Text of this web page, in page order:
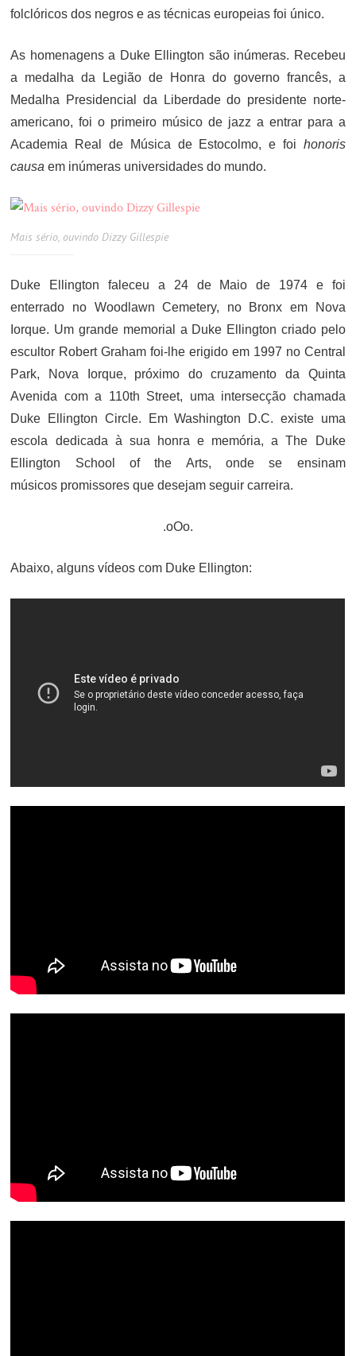
folclóricos dos negros e as técnicas europeias foi único.
As homenagens a Duke Ellington são inúmeras. Recebeu
a medalha da Legião de Honra do governo francês, a
Medalha Presidencial da Liberdade do presidente norte-
americano, foi o primeiro músico de jazz a entrar para a
Academia Real de Música de Estocolmo, e foi honoris
causa em inúmeras universidades do mundo.
Mais sério, ouvindo Dizzy Gillespie
Duke Ellington faleceu a 24 de Maio de 1974 e foi
enterrado no Woodlawn Cemetery, no Bronx em Nova
Iorque. Um grande memorial a Duke Ellington criado pelo
escultor Robert Graham foi-lhe erigido em 1997 no Central
Park, Nova Iorque, próximo do cruzamento da Quinta
Avenida com a 110th Street, uma intersecção chamada
Duke Ellington Circle. Em Washington D.C. existe uma
escola dedicada à sua honra e memória, a The Duke
Ellington School of the Arts, onde se ensinam
músicos promissores que desejam seguir carreira.
.oOo.
Abaixo, alguns vídeos com Duke Ellington: